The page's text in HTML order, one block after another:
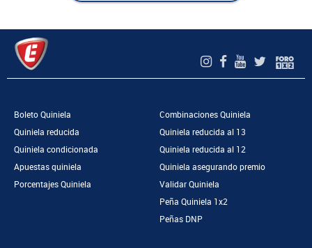
Boleto Quiniela
Quiniela reducida
Quiniela condicionada
Apuestas quiniela
Porcentajes Quiniela
Combinaciones Quiniela
Quiniela reducida al 13
Quiniela reducida al 12
Quiniela asegurando premio
Validar Quiniela
Peña Quiniela 1x2
Peñas DNP